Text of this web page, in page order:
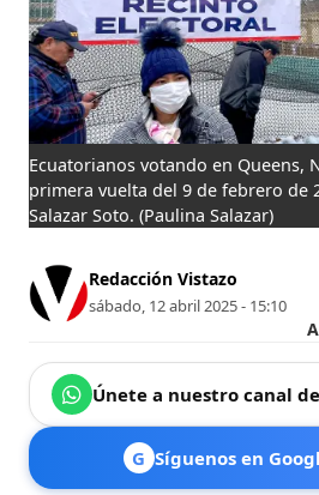
Ecuatorianos votando en Queens,
primera vuelta del 9 de febrero de
Salazar Soto. (Paulina Salazar)
Redacción Vistazo
sábado, 12 abril 2025 - 15:10
Únete a nuestro canal
G Síguenos en